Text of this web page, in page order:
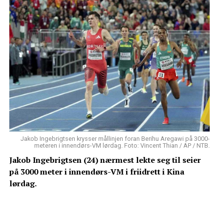
Jakob Ingebrigtsen krysser mållinjen foran Berihu Aregawi på 3000-
meteren i innendørs-VM lørdag. Foto: Vincent Thian / AP / NTB.
Jakob Ingebrigtsen (24) nærmest lekte seg til seier
på 3000 meter i innendørs-VM i friidrett i Kina
lørdag.